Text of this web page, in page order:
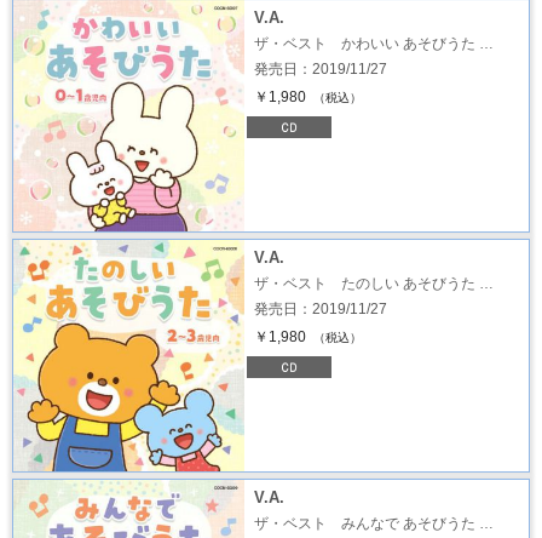
V.A.
ザ・ベスト かわいい あそびうた …
発売日：2019/11/27
￥1,980
（税込）
V.A.
ザ・ベスト たのしい あそびうた …
発売日：2019/11/27
￥1,980
（税込）
V.A.
ザ・ベスト みんなで あそびうた …